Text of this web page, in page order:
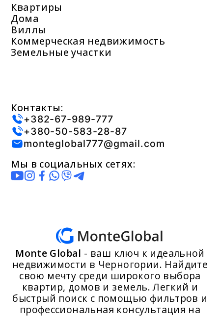
Квартиры
Дома
Виллы
Коммерческая недвижимость
Земельные участки
Контакты:
+382-67-989-777
+380-50-583-28-87
monteglobal777@gmail.com
Мы в социальных сетях:
Monte Global - ваш ключ к идеальной
недвижимости в Черногории. Найдите
свою мечту среди широкого выбора
квартир, домов и земель. Легкий и
быстрый поиск с помощью фильтров и
профессиональная консультация на